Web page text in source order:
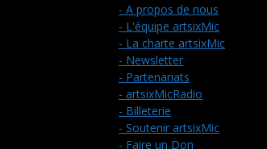
- A propos de nous
- L'équipe artsixMic
- La charte artsixMic
- Newsletter
- Partenariats
- artsixMicRadio
- Billeterie
- Soutenir artsixMic
- Faire un Don